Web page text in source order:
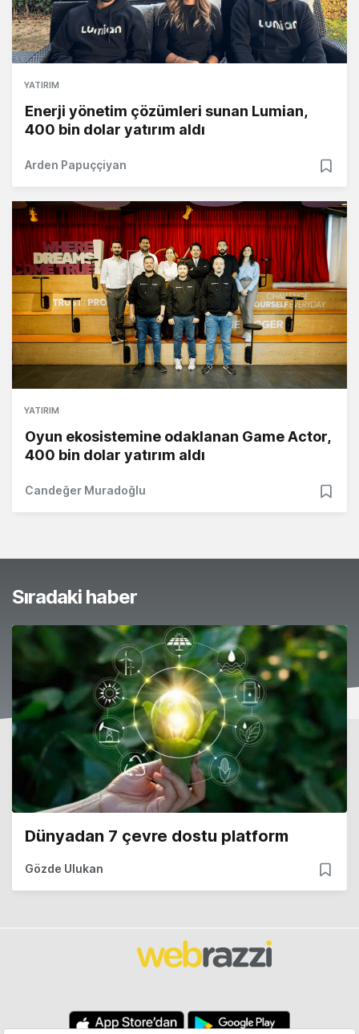
YATIRIM
Enerji yönetim çözümleri sunan Lumian,
400 bin dolar yatırım aldı
Arden Papuççiyan
YATIRIM
Oyun ekosistemine odaklanan Game Actor,
400 bin dolar yatırım aldı
Candeğer Muradoğlu
Sıradaki haber
Dünyadan 7 çevre dostu platform
Gözde Ulukan